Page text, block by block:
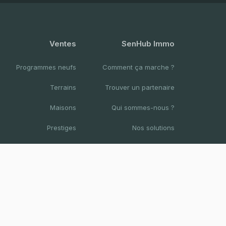
Ventes
Programmes neufs
Terrains
Maisons
Prestiges
SenHub Immo
Comment ça marche ?
Trouver un partenaire
Qui sommes-nous ?
Nos solutions